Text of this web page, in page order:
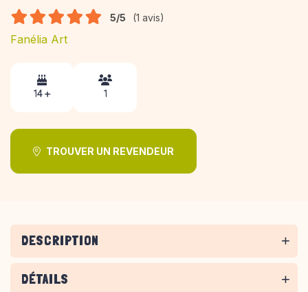
5/5 (1 avis)
Fanélia Art
14 + 1
TROUVER UN REVENDEUR
DESCRIPTION
DÉTAILS